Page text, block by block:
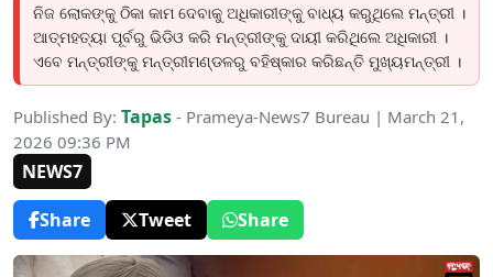
ନିଜ ଲୋକଙ୍କୁ ଠିକା କାମ ଦେବାକୁ ଅଧିକାରୀଙ୍କୁ ବାଧ୍ୟ କରୁଥିଲେ ମନ୍ତ୍ରୀ ।
ଆତ୍ମହତ୍ୟା ପୂର୍ବରୁ ଭିଡିଓ କରି ମନ୍ତ୍ରୀଙ୍କୁ ଦାୟୀ କରିଥିଲେ ଅଧିକାରୀ ।
ଏବେ ମନ୍ତ୍ରୀଙ୍କୁ ମନ୍ତ୍ରୀମଣ୍ଡଳରୁ ବହିଷ୍କାର କରିଛନ୍ତି ମୁଖ୍ୟମନ୍ତ୍ରୀ ।
Published By: Tapas - Prameya-News7 Bureau | March 21,
2026 09:36 PM
NEWS7
Share
Tweet Share